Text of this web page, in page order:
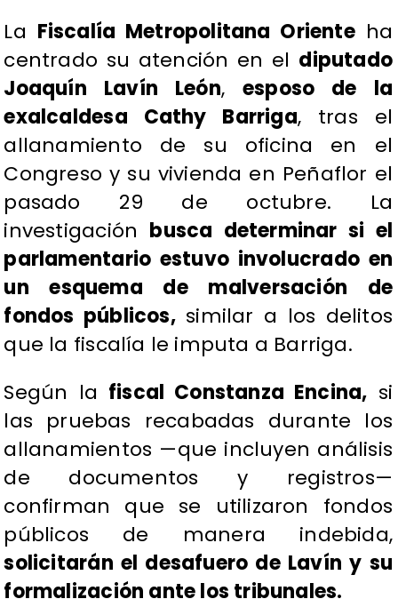
La Fiscalía Metropolitana Orienteha
centrado su atención en el diputado
Joaquín Lavín León, esposo de la
exalcaldesa Cathy Barriga, tras el
allanamiento de su oficina en el
Congreso y su vivienda en Peñaflor el
pasado 29 de octubre. La
investigación busca determinar si el
parlamentario estuvo involucrado en
un esquema de malversación de
fondos públicos,similar a los delitos
que la fiscalía le imputa a Barriga.
Según la fiscal Constanza Encina, si
las pruebas recabadas durante los
allanamientos —que incluyen análisis
de documentos y registros—
confirman que se utilizaron fondos
públicos de manera indebida,
solicitarán el desafuero de Lavín y su
formalización ante los tribunales.